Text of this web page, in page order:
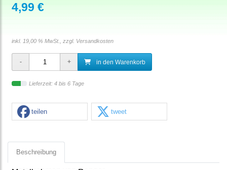
4,99 €
inkl. 19,00 % MwSt., zzgl. Versandkosten
in den Warenkorb
Lieferzeit: 4 bis 6 Tage
teilen tweet
Beschreibung